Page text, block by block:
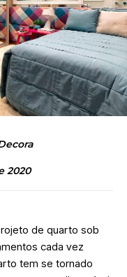
2020
de quarto sob
cada vez
tem se tornado